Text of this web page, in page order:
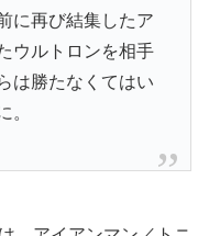
に再び結集したア
ウルトロンを相手
は勝たなくてはい
。